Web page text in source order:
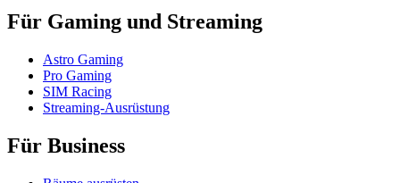
Für Gaming und Streaming
Astro Gaming
Pro Gaming
SIM Racing
Streaming-Ausrüstung
Für Business